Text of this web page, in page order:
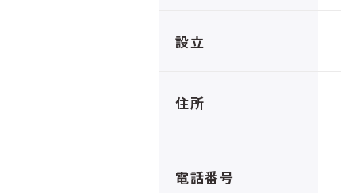
設立
住所
電話番号